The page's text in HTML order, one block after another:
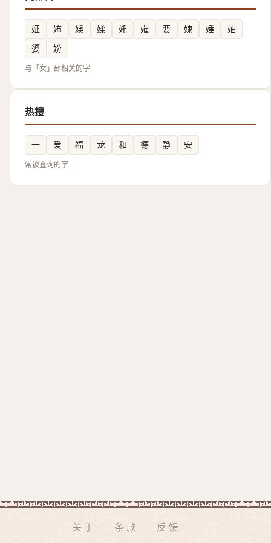
姃 㚴 娛 媃 奼 㜠 娈 娕 娷
妯
媭
妢
与「女」部相关的字
热搜
一 爱 福 龙 和 德 静 安
常被查询的字
关于 条款 反馈